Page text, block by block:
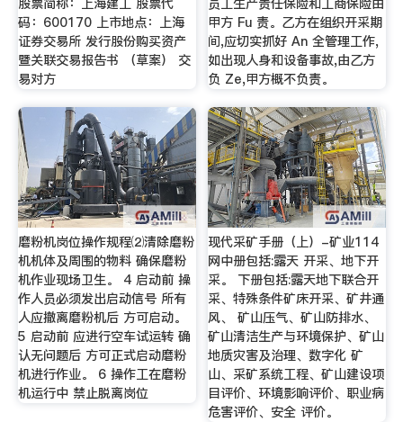
股票简称：上海建工 股票代
码：600170 上市地点：上海
证券交易所 发行股份购买资产
暨关联交易报告书 （草案） 交
易对方
员工生产责任保险和工商保险由
甲方 Fu 责。乙方在组织开采期
间,应切实抓好 An 全管理工作,
如出现人身和设备事故,由乙方
负 Ze,甲方概不负责。
磨粉机岗位操作规程⑵清除磨粉
机机体及周围的物料 确保磨粉
机作业现场卫生。 4 启动前 操
作人员必须发出启动信号 所有
人应撤离磨粉机后 方可启动。
5 启动前 应进行空车试运转 确
认无问题后 方可正式启动磨粉
机进行作业。 6 操作工在磨粉
机运行中 禁止脱离岗位
现代采矿手册（上）-矿业114
网中册包括:露天 开采、地下开
采。 下册包括:露天地下联合开
采、特殊条件矿床开采、矿井通
风、 矿山压气、矿山防排水、
矿山清洁生产与环境保护、矿山
地质灾害及治理、数字化 矿
山、采矿系统工程、矿山建设项
目评价、环境影响评价、职业病
危害评价、安全 评价。